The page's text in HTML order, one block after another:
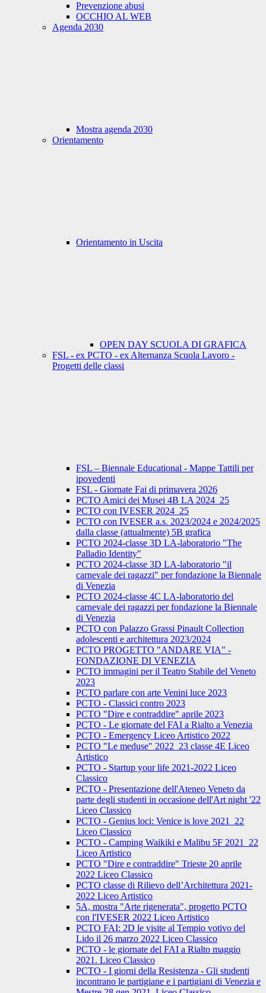
Prevenzione abusi
OCCHIO AL WEB
Agenda 2030
Mostra agenda 2030
Orientamento
Orientamento in Uscita
OPEN DAY SCUOLA DI GRAFICA
FSL - ex PCTO - ex Alternanza Scuola Lavoro -
Progetti delle classi
FSL – Biennale Educational - Mappe Tattili per
ipovedenti
FSL - Giornate Fai di primavera 2026
PCTO Amici dei Musei 4B LA 2024_25
PCTO con IVESER 2024_25
PCTO con IVESER a.s. 2023/2024 e 2024/2025
dalla classe (attualmente) 5B grafica
PCTO 2024-classe 3D LA-laboratorio "The
Palladio Identity"
PCTO 2024-classe 3D LA-laboratorio "il
carnevale dei ragazzi" per fondazione la Biennale
di Venezia
PCTO 2024-classe 4C LA-laboratorio del
carnevale dei ragazzi per fondazione la Biennale
di Venezia
PCTO con Palazzo Grassi Pinault Collection
adolescenti e architettura 2023/2024
PCTO PROGETTO "ANDARE VIA" -
FONDAZIONE DI VENEZIA
PCTO immagini per il Teatro Stabile del Veneto
2023
PCTO parlare con arte Venini luce 2023
PCTO - Classici contro 2023
PCTO "Dire e contraddire" aprile 2023
PCTO - Le giornate del FAI a Rialto a Venezia
PCTO - Emergency Liceo Artistico 2022
PCTO "Le meduse" 2022_23 classe 4E Liceo
Artistico
PCTO - Startup your life 2021-2022 Liceo
Classico
PCTO - Presentazione dell'Ateneo Veneto da
parte degli studenti in occasione dell'Art night '22
Liceo Classico
PCTO - Genius loci: Venice is love 2021_22
Liceo Classico
PCTO - Camping Waikiki e Malibu 5F 2021_22
Liceo Artistico
PCTO "Dire e contraddire" Trieste 20 aprile
2022 Liceo Classico
PCTO classe di Rilievo dell’Architettura 2021-
2022 Liceo Artistico
5A, mostra "Arte rigenerata", progetto PCTO
con l'IVESER 2022 Liceo Artistico
PCTO FAI: 2D le visite al Tempio votivo del
Lido il 26 marzo 2022 Liceo Classico
PCTO - le giornate del FAI a Rialto maggio
2021. Liceo Classico
PCTO - I giorni della Resistenza - Gli studenti
incontrano le partigiane e i partigiani di Venezia e